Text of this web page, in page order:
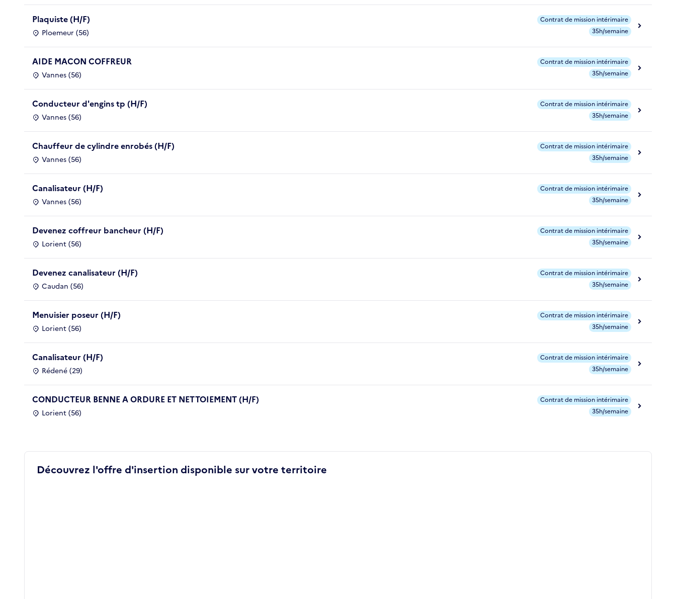
Plaquiste (H/F)
Ploemeur (56)
Contrat de mission intérimaire
35h/semaine
AIDE MACON COFFREUR
Vannes (56)
Contrat de mission intérimaire
35h/semaine
Conducteur d'engins tp (H/F)
Vannes (56)
Contrat de mission intérimaire
35h/semaine
Chauffeur de cylindre enrobés (H/F)
Vannes (56)
Contrat de mission intérimaire
35h/semaine
Canalisateur (H/F)
Vannes (56)
Contrat de mission intérimaire
35h/semaine
Devenez coffreur bancheur (H/F)
Lorient (56)
Contrat de mission intérimaire
35h/semaine
Devenez canalisateur (H/F)
Caudan (56)
Contrat de mission intérimaire
35h/semaine
Menuisier poseur (H/F)
Lorient (56)
Contrat de mission intérimaire
35h/semaine
Canalisateur (H/F)
Rédené (29)
Contrat de mission intérimaire
35h/semaine
CONDUCTEUR BENNE A ORDURE ET NETTOIEMENT (H/F)
Lorient (56)
Contrat de mission intérimaire
35h/semaine
Découvrez l'offre d'insertion disponible sur votre territoire